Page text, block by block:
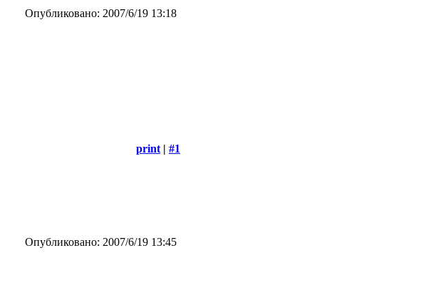
Опубликовано: 2007/6/19 13:18
print | #1
Опубликовано: 2007/6/19 13:45